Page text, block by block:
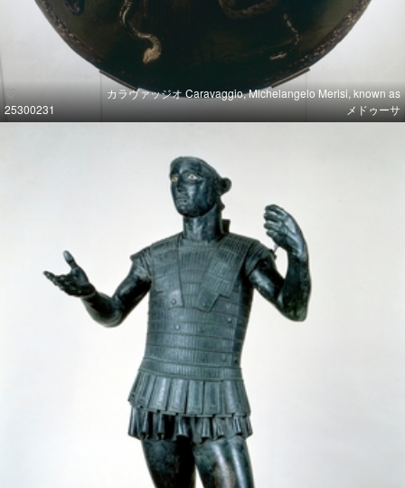
25300231
カラヴァッジオ Caravaggio, Michelangelo Merisi, known as
メドゥーサ